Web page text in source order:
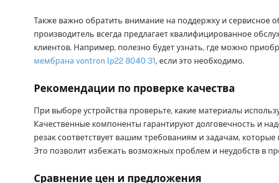
Также важно обратить внимание на поддержку и сервисное
производитель всегда предлагает квалифицированное
клиентов. Например, полезно будет узнать, где можно
мембрана vontron lp22 8040 31, если это необходимо.
Рекомендации по проверке качества
При выборе устройства проверьте, какие материалы
Качественные компоненты гарантируют долговечность и
резак соответствует вашим требованиям и задачам,
Это позволит избежать возможных проблем и неудобств в
Сравнение цен и предложения